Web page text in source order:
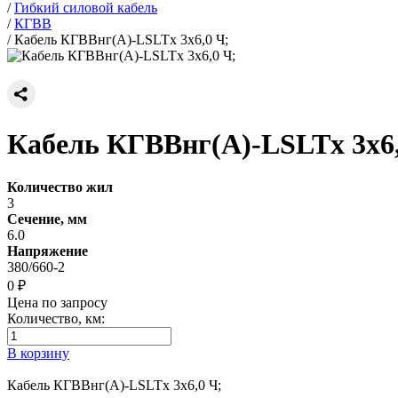
/Гибкий силовой кабель
/КГВВ
/Кабель КГВВнг(А)-LSLTx 3х6,0 Ч;
Кабель КГВВнг(А)-LSLTx
Количество жил
3
Сечение, мм
6.0
Напряжение
380/660-2
0 ₽
Цена по запросу
Количество, км:
В корзину
Кабель КГВВнг(А)-LSLTx 3х6,0 Ч;